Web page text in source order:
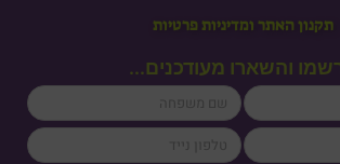
תקנון האתר ומדיניות פרטיות
והשארו מעודכנים...
lastName
cellPhone